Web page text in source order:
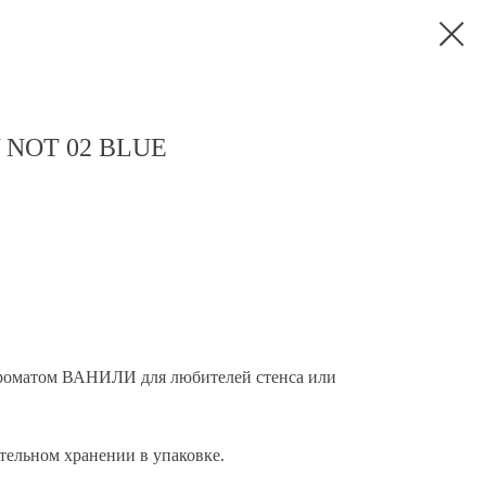
NOT 02 BLUE
ВАНИЛИ для любителей стенса или
хранении в упаковке.